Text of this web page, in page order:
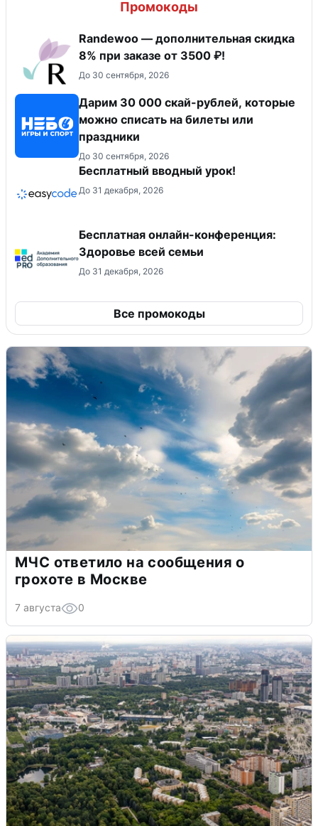
Промокоды
Randewoo — дополнительная скидка
8% при заказе от 3500 ₽!
До 30 сентября, 2026
Дарим 30 000 скай-рублей, которые
можно списать на билеты или
праздники
До 30 сентября, 2026
Бесплатный вводный урок!
До 31 декабря, 2026
Бесплатная онлайн-конференция:
Здоровье всей семьи
До 31 декабря, 2026
Все промокоды
МЧС ответило на сообщения о
грохоте в Москве
7 августа 0